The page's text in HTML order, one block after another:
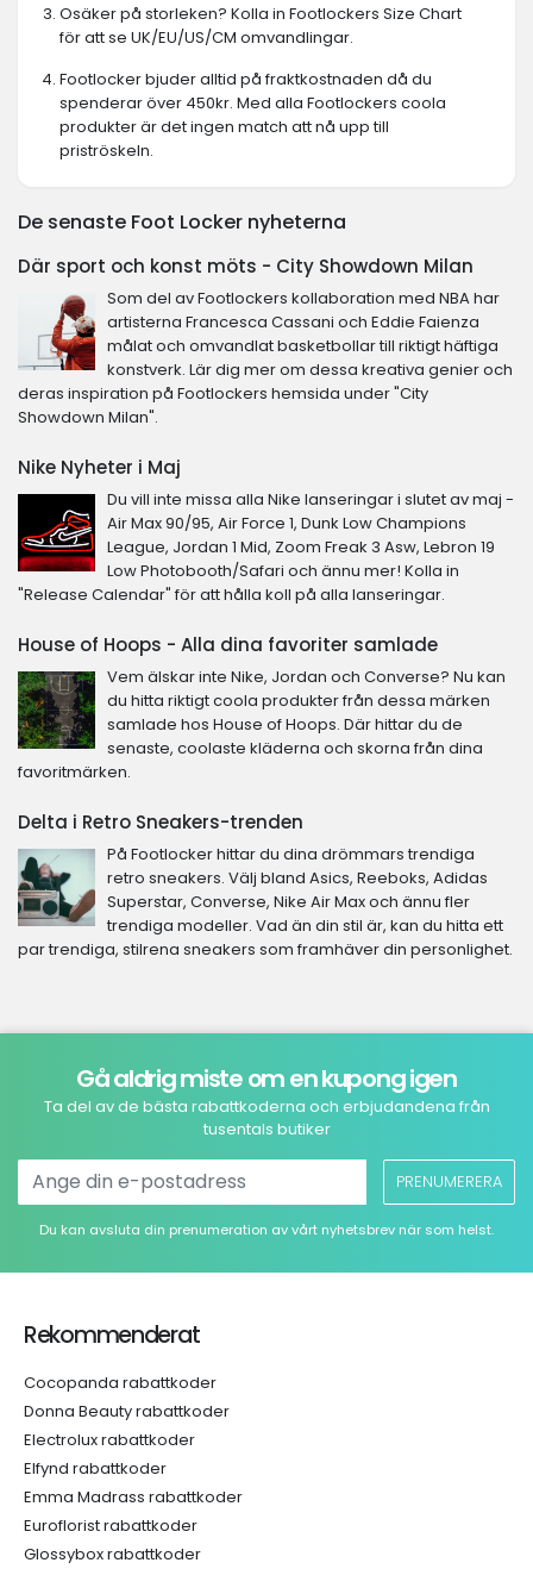
Osäker på storleken? Kolla in Footlockers Size Chart
för att se UK/EU/US/CM omvandlingar.
Footlocker bjuder alltid på fraktkostnaden då du
spenderar över 450kr. Med alla Footlockers coola
produkter är det ingen match att nå upp till
priströskeln.
De senaste Foot Locker nyheterna
Där sport och konst möts - City Showdown Milan
Som del av Footlockers kollaboration med NBA har
artisterna Francesca Cassani och Eddie Faienza
målat och omvandlat basketbollar till riktigt häftiga
konstverk. Lär dig mer om dessa kreativa genier och
deras inspiration på Footlockers hemsida under "City
Showdown Milan".
Nike Nyheter i Maj
Du vill inte missa alla Nike lanseringar i slutet av maj -
Air Max 90/95, Air Force 1, Dunk Low Champions
League, Jordan 1 Mid, Zoom Freak 3 Asw, Lebron 19
Low Photobooth/Safari och ännu mer! Kolla in
"Release Calendar" för att hålla koll på alla lanseringar.
House of Hoops - Alla dina favoriter samlade
Vem älskar inte Nike, Jordan och Converse? Nu kan
du hitta riktigt coola produkter från dessa märken
samlade hos House of Hoops. Där hittar du de
senaste, coolaste kläderna och skorna från dina
favoritmärken.
Delta i Retro Sneakers-trenden
På Footlocker hittar du dina drömmars trendiga
retro sneakers. Välj bland Asics, Reeboks, Adidas
Superstar, Converse, Nike Air Max och ännu fler
trendiga modeller. Vad än din stil är, kan du hitta ett
par trendiga, stilrena sneakers som framhäver din personlighet.
Gå aldrig miste om en kupong igen
Ta del av de bästa rabattkoderna och erbjudandena från
tusentals butiker
PRENUMERERA
Du kan avsluta din prenumeration av vårt nyhetsbrev när som helst.
Rekommenderat
Cocopanda rabattkoder
Donna Beauty rabattkoder
Electrolux rabattkoder
Elfynd rabattkoder
Emma Madrass rabattkoder
Euroflorist rabattkoder
Glossybox rabattkoder